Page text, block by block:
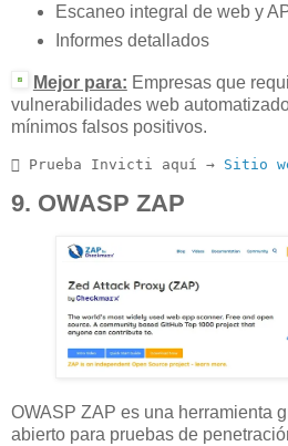
Escaneo integral de web y
Informes detallados
Mejor para: Empresas que
vulnerabilidades web
mínimos falsos positivos.
 Prueba Invicti aquí → Sitio
9. OWASP ZAP
OWASP ZAP es una herramienta
abierto para pruebas de